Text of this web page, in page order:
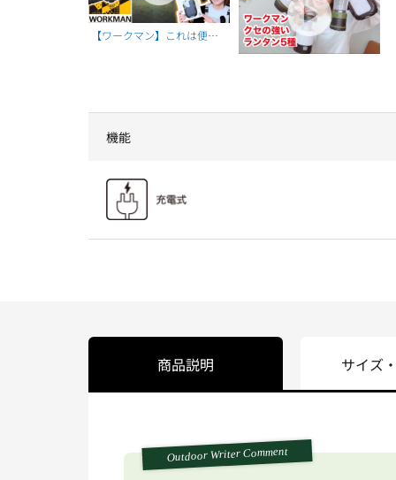
【ワークマン】これは便
ワークマンで購入できるLED
ランタン5選【ワークマンキ
機能
商品説明
Outdoor Writer Comment
サイズ